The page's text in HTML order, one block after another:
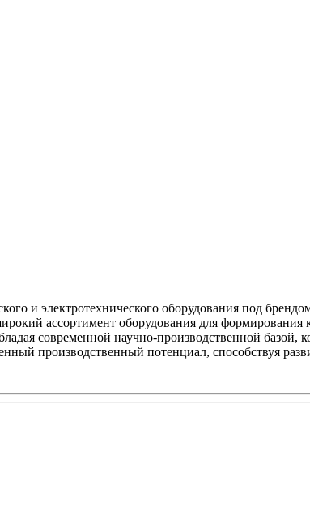
и электротехнического оборудования под
ассортимент оборудования для формирования
современной научно-производственной базой,
производственный потенциал, способствуя